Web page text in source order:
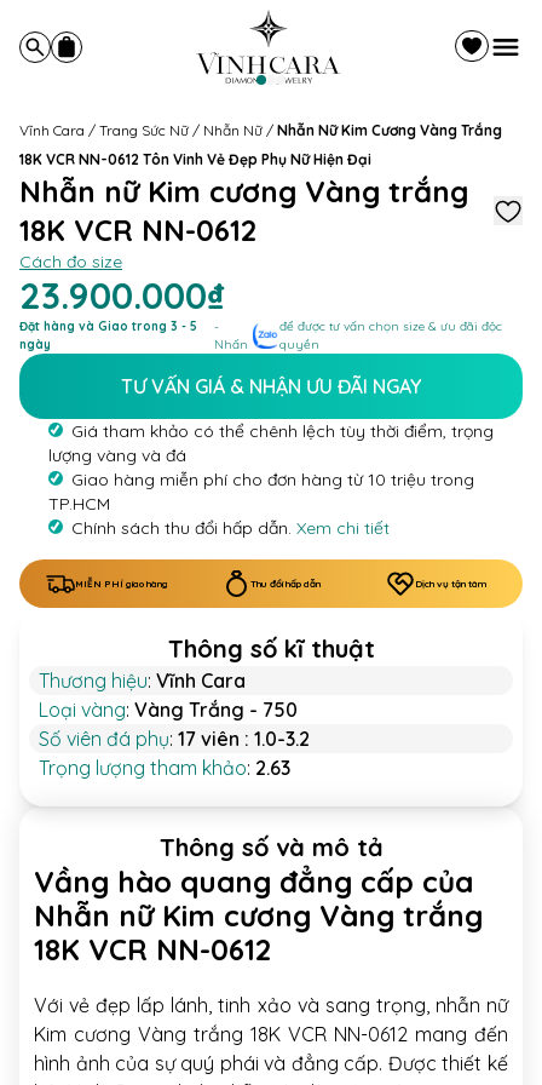
Vĩnh Cara / Trang Sức Nữ / Nhẫn Nữ / Nhẫn Nữ Kim Cương Vàng Trắng
18K VCR NN-0612 Tôn Vinh Vẻ Đẹp Phụ Nữ Hiện Đại
Nhẫn nữ Kim cương Vàng trắng
18K VCR NN-0612
Cách đo size
23.900.000₫
Đặt hàng và Giao trong 3 - 5
ngày
-
Nhấn
để được tư vấn chọn size & ưu đãi độc
quyền
TƯ VẤN GIÁ & NHẬN ƯU ĐÃI NGAY
Giá tham khảo có thể chênh lệch tùy thời điểm, trọng
lượng vàng và đá
Giao hàng miễn phí cho đơn hàng từ 10 triệu trong
TP.HCM
Chính sách thu đổi hấp dẫn. Xem chi tiết
MIỄN PHÍ giao hàng Thu đổi hấp dẫn Dịch vụ tận tâm
Thông số kĩ thuật
Thương hiệu: Vĩnh Cara
Loại vàng: Vàng Trắng - 750
Số viên đá phụ: 17 viên : 1.0-3.2
Trọng lượng tham khảo: 2.63
Thông số và mô tả
Vầng hào quang đẳng cấp của
Nhẫn nữ Kim cương Vàng trắng
18K VCR NN-0612
Với vẻ đẹp lấp lánh, tinh xảo và sang trọng, nhẫn nữ
Kim cương Vàng trắng 18K VCR NN-0612 mang đến
hình ảnh của sự quý phái và đẳng cấp. Được thiết kế